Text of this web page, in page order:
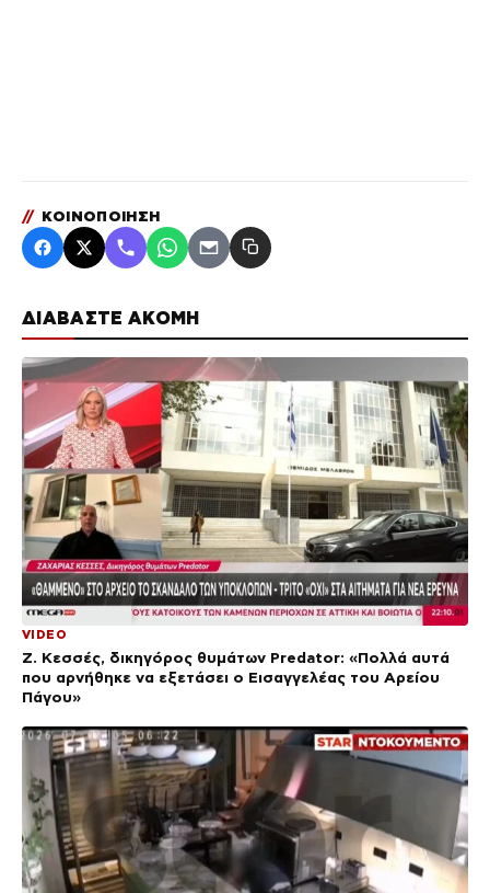
ΔΙΑΒΑΣΤΕ ΑΚΟΜΗ
VIDEO
Ζ. Κεσσές, δικηγόρος θυμάτων Predator: «Πολλά αυτά
που αρνήθηκε να εξετάσει ο Εισαγγελέας του Αρείου
Πάγου»
// ΚΟΙΝΟΠΟΙΗΣΗ